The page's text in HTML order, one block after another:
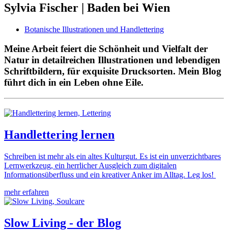
Sylvia Fischer | Baden bei Wien
Botanische Illustrationen und Handlettering
Meine Arbeit feiert die Schönheit und Vielfalt der
Natur in detailreichen Illustrationen und lebendigen
Schriftbildern, für exquisite Drucksorten. Mein Blog
führt dich in ein Leben ohne Eile.
Handlettering lernen
Schreiben ist mehr als ein altes Kulturgut. Es ist ein unverzichtbares
Lernwerkzeug, ein herrlicher Ausgleich zum digitalen
Informationsüberfluss und ein kreativer Anker im Alltag. Leg los!
mehr erfahren
Slow Living - der Blog